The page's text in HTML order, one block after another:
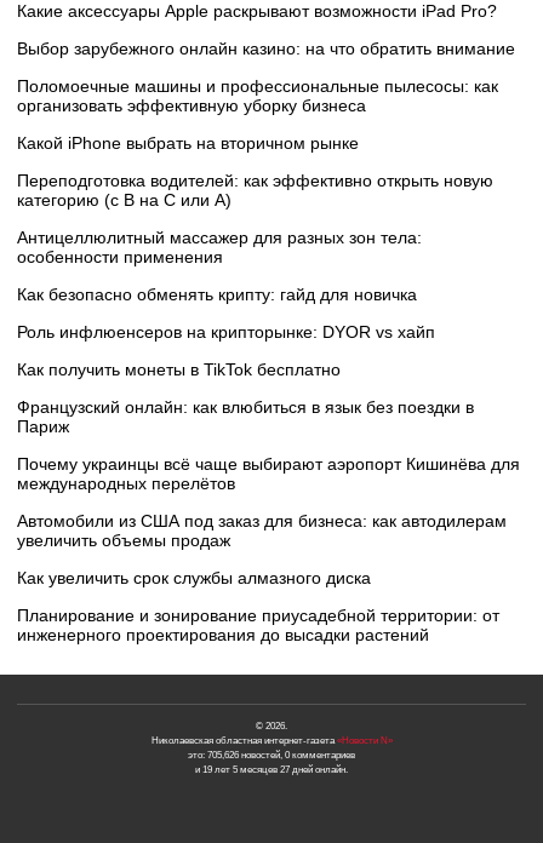
Какие аксессуары Apple раскрывают возможности iPad Pro?
Выбор зарубежного онлайн казино: на что обратить внимание
Поломоечные машины и профессиональные пылесосы: как
организовать эффективную уборку бизнеса
Какой iPhone выбрать на вторичном рынке
Переподготовка водителей: как эффективно открыть новую
категорию (с B на C или А)
Антицеллюлитный массажер для разных зон тела:
особенности применения
Как безопасно обменять крипту: гайд для новичка
Роль инфлюенсеров на крипторынке: DYOR vs хайп
Как получить монеты в TikTok бесплатно
Французский онлайн: как влюбиться в язык без поездки в
Париж
Почему украинцы всё чаще выбирают аэропорт Кишинёва для
международных перелётов
Автомобили из США под заказ для бизнеса: как автодилерам
увеличить объемы продаж
Как увеличить срок службы алмазного диска
Планирование и зонирование приусадебной территории: от
инженерного проектирования до высадки растений
© 2026.
Николаевская областная интернет-газета«Новости N»
это: 705,626 новостей, 0 комментариев
и 19 лет 5 месяцев 27 дней онлайн.